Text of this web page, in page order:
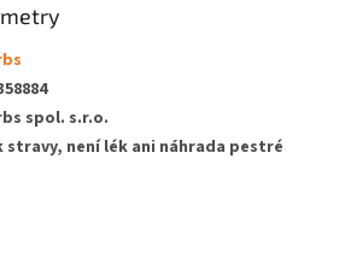
spol. s.r.o.
stravy, není lék ani náhrada pestré